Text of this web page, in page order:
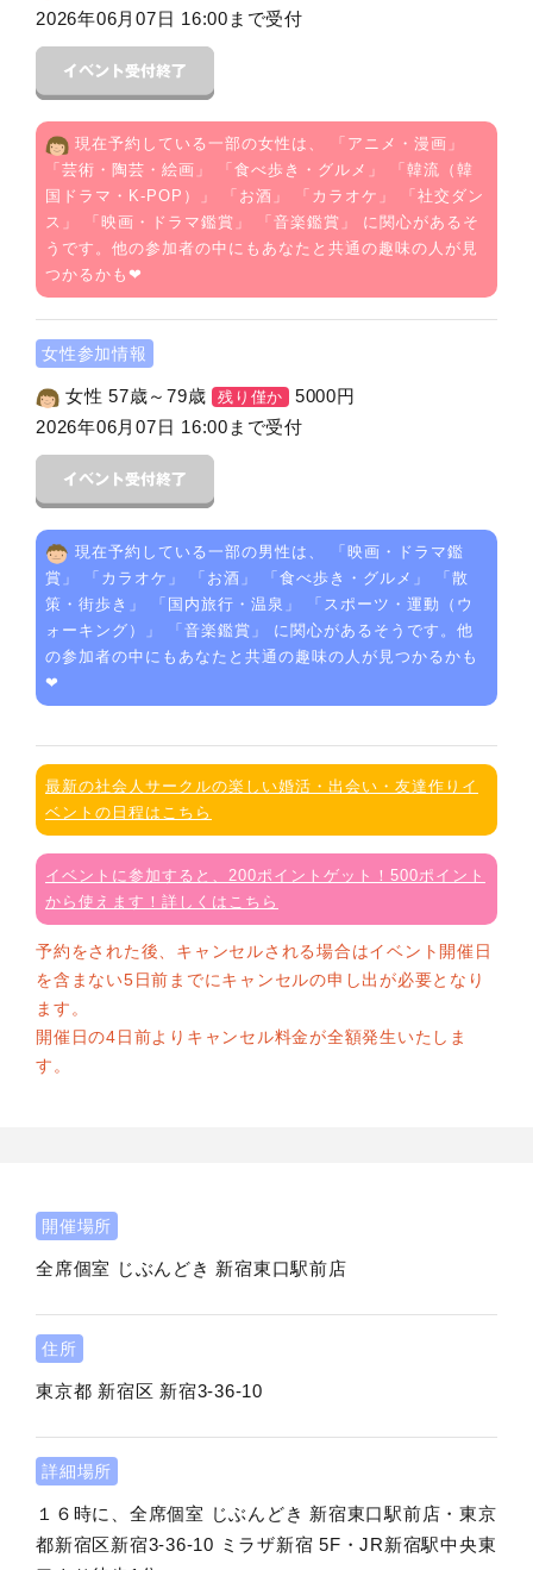
2026年06月07日 16:00まで受付
現在予約している一部の女性は、 「 アニメ・漫画 」
「 芸術・陶芸・絵画 」 「 食べ歩き・グルメ 」 「 韓流（韓
国ドラマ・K-POP）
」 「 お酒 」 「 カラオケ 」 「 社交ダン
ス 」 「 映画・ドラマ鑑賞 」 「 音楽鑑賞 」 に関心があるそ
うです。他の参加者の中にもあなたと共通の趣味の人が見
つかるかも❤
女性参加情報
女性 57歳～79歳 残り僅か 5000円
2026年06月07日 16:00まで受付
現在予約している一部の男性は、 「 映画・ドラマ鑑
賞 」 「 カラオケ 」 「 お酒 」 「 食べ歩き・グルメ 」 「 散
策・街歩き 」 「 国内旅行・温泉 」 「 スポーツ・運動（ウ
ォーキング）
」 「 音楽鑑賞 」 に関心があるそうです。他
の参加者の中にもあなたと共通の趣味の人が見つかるかも
❤
最新の社会人サークルの楽しい婚活・出会い・友達作りイ
ベントの日程はこちら
イベントに参加すると、200ポイントゲット！500ポイント
から使えます！詳しくはこちら
予約をされた後、キャンセルされる場合はイベント開催日
を含まない5日前までにキャンセルの申し出が必要となり
ます。
開催日の4日前よりキャンセル料金が全額発生いたしま
す。
開催場所
全席個室 じぶんどき 新宿東口駅前店
住所
東京都 新宿区 新宿3-36-10
詳細場所
１６時に、全席個室 じぶんどき 新宿東口駅前店・東京
都新宿区新宿3-36-10 ミラザ新宿 5F・JR新宿駅中央東